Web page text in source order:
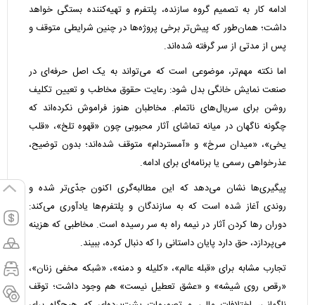
ادامه کار به تصمیم گروه سازنده، پلتفرم و تهیه‌کننده بستگی خواهد
داشت؛ همان‌طور که پیش‌تر برخی پروژه‌ها در چنین شرایطی متوقف و
پس از مدتی از سر گرفته شده‌اند.
اما نکته مهم‌تر، موضوعی است که می‌تواند به یک اصل حرفه‌ای در
صنعت نمایش خانگی بدل شود: رعایت حقوق مخاطب و تعیین تکلیف
روشن برای سریال‌های ناتمام. مخاطبان هنوز فراموش نکرده‌اند که
چگونه ناگهان در میانه تماشای آثار محبوبی چون «قهوه تلخ»، «قلب
یخی»، «میدان سرخ» و «آمستردام» متوقف شده‌اند؛ بدون توضیح،
عذرخواهی رسمی یا برنامه‌ای برای ادامه.
پیگیری‌ها نشان می‌دهد که این مطالبه‌گری اکنون جدّی‌تر شده و
روندی آغاز شده است که به سازندگان و پلتفرم‌ها یادآوری می‌کند:
دوران رها کردن آثار در نیمه راه به سر رسیده است. مخاطبی که هزینه
می‌پردازد، حق دارد پایان داستانی را که دنبال کرده، ببیند.
تجارب مشابه برای «قبله عالم»، «کلیله و دمنه»، «شبکه مخفی زنان»،
«رقص روی شیشه» و «عشق تعطیل نیست» هم وجود داشت؛ توقف